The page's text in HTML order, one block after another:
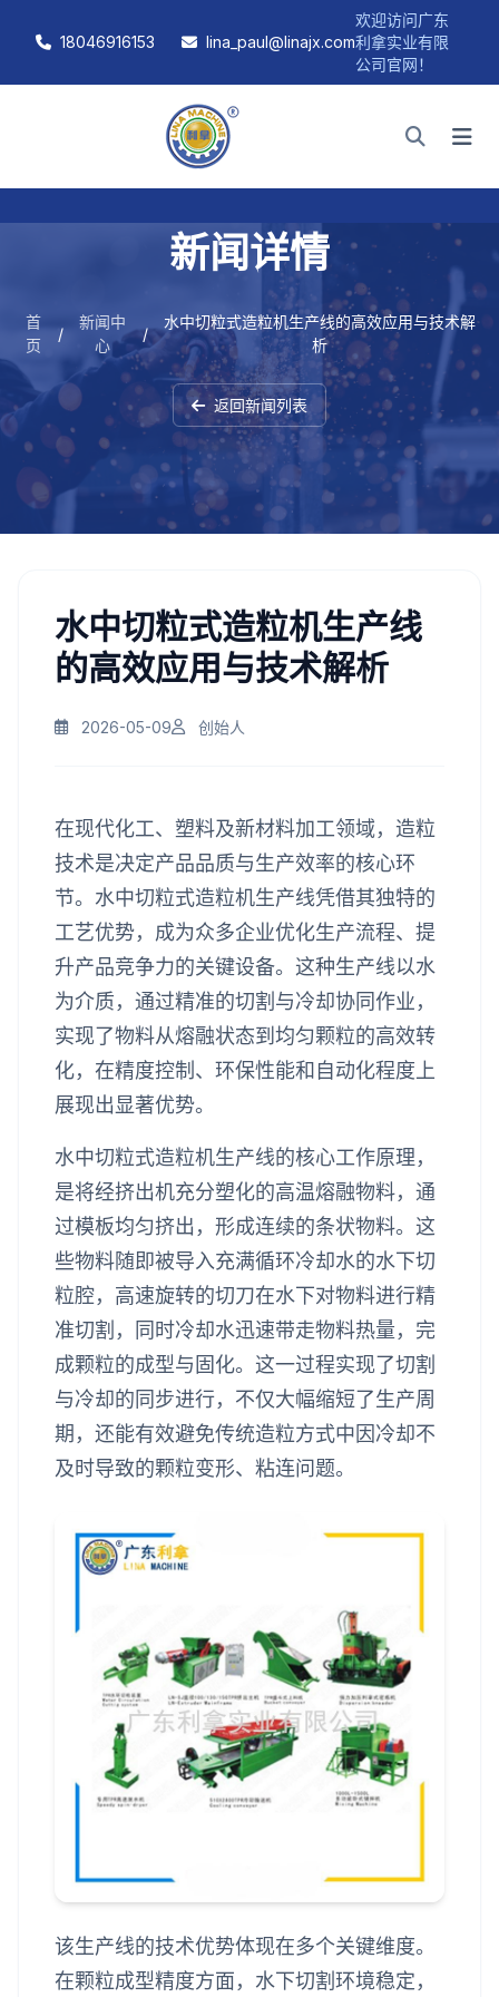
18046916153 lina_paul@linajx.com
欢迎访问广东
利拿实业有限
公司官网！
新闻详情
首
页
/
新闻中
心
/
水中切粒式造粒机生产线的高效应用与技术解
析
返回新闻列表
水中切粒式造粒机生产线
的高效应用与技术解析
2026-05-09 创始人
在现代化工、塑料及新材料加工领域，造粒
技术是决定产品品质与生产效率的核心环
节。水中切粒式造粒机生产线凭借其独特的
工艺优势，成为众多企业优化生产流程、提
升产品竞争力的关键设备。这种生产线以水
为介质，通过精准的切割与冷却协同作业，
实现了物料从熔融状态到均匀颗粒的高效转
化，在精度控制、环保性能和自动化程度上
展现出显著优势。
水中切粒式造粒机生产线的核心工作原理，
是将经挤出机充分塑化的高温熔融物料，通
过模板均匀挤出，形成连续的条状物料。这
些物料随即被导入充满循环冷却水的水下切
粒腔，高速旋转的切刀在水下对物料进行精
准切割，同时冷却水迅速带走物料热量，完
成颗粒的成型与固化。这一过程实现了切割
与冷却的同步进行，不仅大幅缩短了生产周
期，还能有效避免传统造粒方式中因冷却不
及时导致的颗粒变形、粘连问题。
该生产线的技术优势体现在多个关键维度。
在颗粒成型精度方面，水下切割环境稳定，